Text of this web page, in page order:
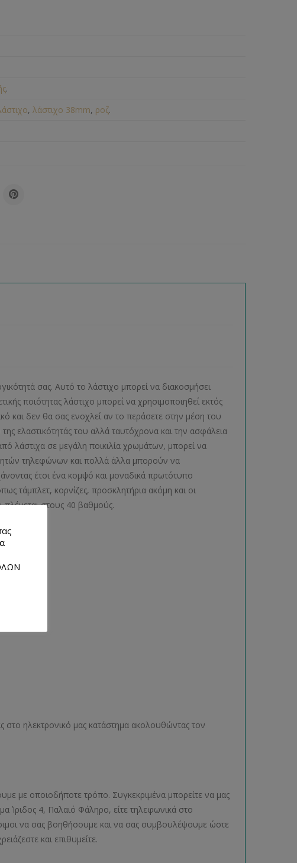
.
,λάστιχο 38mm, ροζ.
σας. Αυτό το λάστιχο μπορεί να διακοσμήσει
ποιότητας λάστιχο μπορεί να χρησιμοποιηθεί εκτός
και δεν θα σας ενοχλεί αν το περάσετε στην μέση του
ελαστικότητάς του αλλά ταυτόχρονα και την ασφάλεια
λάστιχα σε μεγάλη ποικιλία χρωμάτων, μπορεί να
τηλεφώνων και πολλά άλλα μπορούν να
έτσι ένα κομψό και μοναδικά πρωτότυπο
τάμπλετ, κορνίζες, προσκλητήρια ακόμη και οι
πλένεται στους 40 βαθμούς.
στο ηλεκτρονικό μας κατάστημα ακολουθώντας τον
με οποιοδήποτε τρόπο. Συγκεκριμένα μπορείτε να μας
Ίριδος 4, Παλαιό Φάληρο, είτε τηλεφωνικά στο
να σας βοηθήσουμε και να σας συμβουλέψουμε ώστε
και επιθυμείτε.